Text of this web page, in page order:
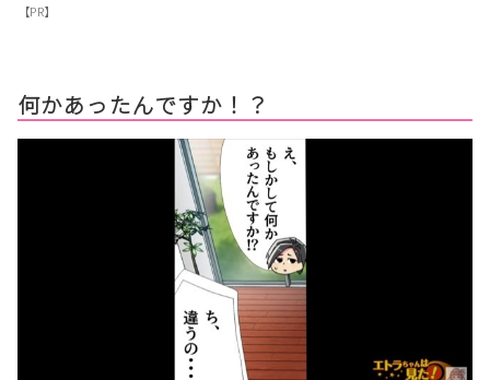
【PR】
何かあったんですか！？